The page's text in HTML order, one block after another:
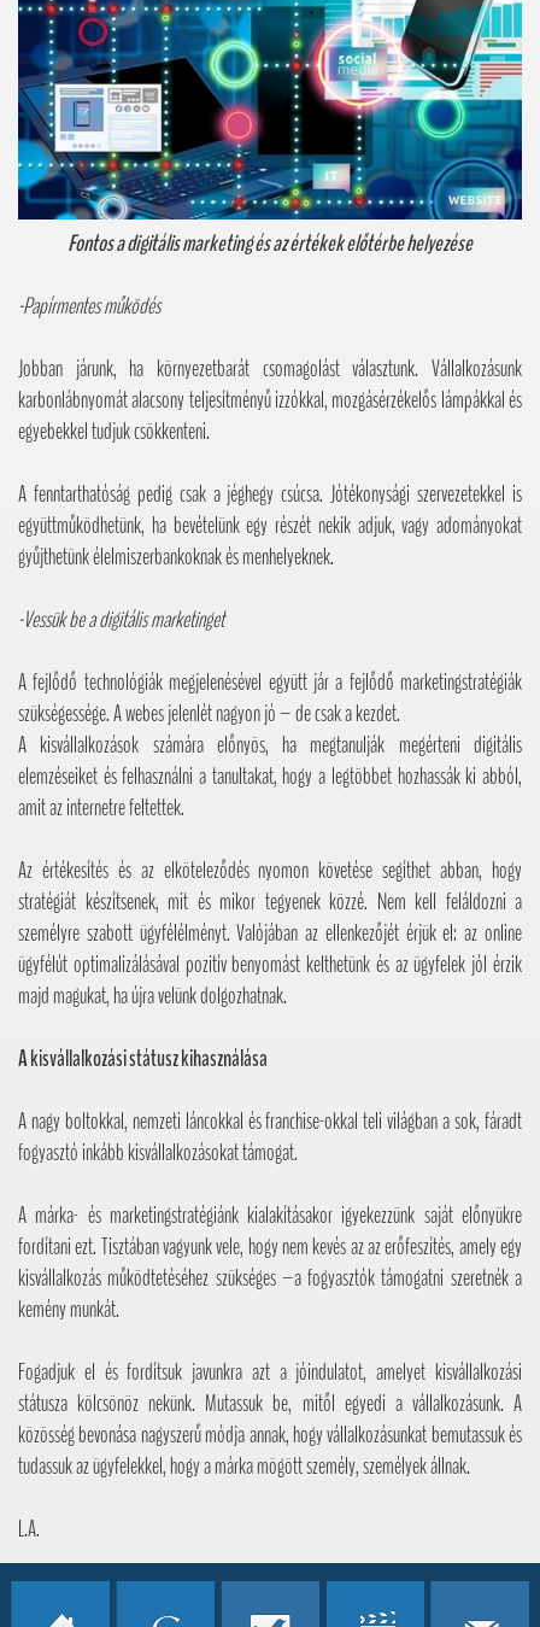
Fontos a digitális marketing és az értékek előtérbe helyezése
-Papírmentes működés
Jobban járunk, ha környezetbarát csomagolást választunk. Vállalkozásunk
karbonlábnyomát alacsony teljesítményű izzókkal, mozgásérzékelős lámpákkal és
egyebekkel tudjuk csökkenteni.
A fenntarthatóság pedig csak a jéghegy csúcsa. Jótékonysági szervezetekkel is
együttműködhetünk, ha bevételünk egy részét nekik adjuk, vagy adományokat
gyűjthetünk élelmiszerbankoknak és menhelyeknek.
-Vessük be a digitális marketinget
A fejlődő technológiák megjelenésével együtt jár a fejlődő marketingstratégiák
szükségessége. A webes jelenlét nagyon jó – de csak a kezdet.
A kisvállalkozások számára előnyös, ha megtanulják megérteni digitális
elemzéseiket és felhasználni a tanultakat, hogy a legtöbbet hozhassák ki abból,
amit az internetre feltettek.
Az értékesítés és az elköteleződés nyomon követése segíthet abban, hogy
stratégiát készítsenek, mit és mikor tegyenek közzé. Nem kell feláldozni a
személyre szabott ügyfélélményt. Valójában az ellenkezőjét érjük el: az online
ügyfélút optimalizálásával pozitív benyomást kelthetünk és az ügyfelek jól érzik
majd magukat, ha újra velünk dolgozhatnak.
A kisvállalkozási státusz kihasználása
A nagy boltokkal, nemzeti láncokkal és franchise-okkal teli világban a sok, fáradt
fogyasztó inkább kisvállalkozásokat támogat.
A márka- és marketingstratégiánk kialakításakor igyekezzünk saját előnyükre
fordítani ezt. Tisztában vagyunk vele, hogy nem kevés az az erőfeszítés, amely egy
kisvállalkozás működtetéséhez szükséges –a fogyasztók támogatni szeretnék a
kemény munkát.
Fogadjuk el és fordítsuk javunkra azt a jóindulatot, amelyet kisvállalkozási
státusza kölcsönöz nekünk. Mutassuk be, mitől egyedi a vállalkozásunk. A
közösség bevonása nagyszerű módja annak, hogy vállalkozásunkat bemutassuk és
tudassuk az ügyfelekkel, hogy a márka mögött személy, személyek állnak.
L.A.